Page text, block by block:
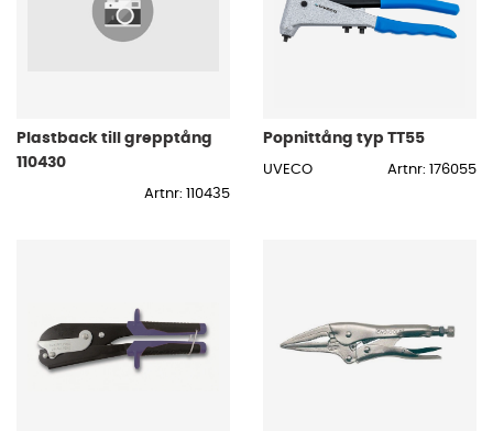
Plastback till grepptång
110430
Artnr: 110435
Popnittång typ TT55
UVECO Artnr: 176055